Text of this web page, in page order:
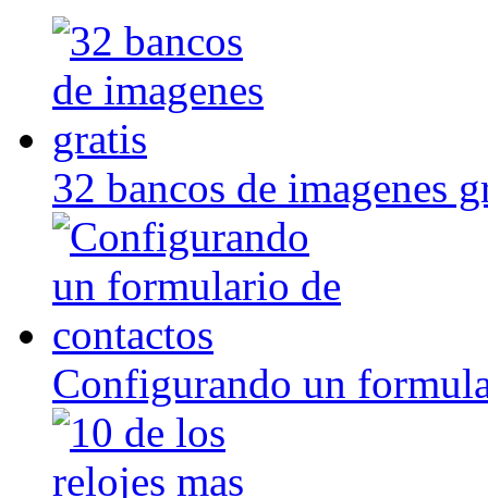
32 bancos de imagenes
Configurando un